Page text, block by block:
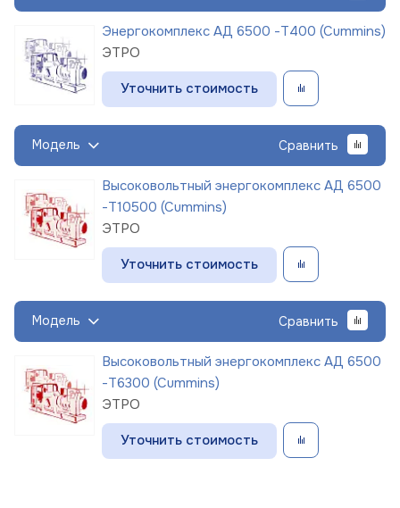
Энергокомплекс АД 6500 -Т400 (Cummins)
ЭТРО
Уточнить стоимость
Модель Сравнить
Высоковольтный энергокомплекс АД 6500
-Т10500 (Cummins)
ЭТРО
Уточнить стоимость
Модель Сравнить
Высоковольтный энергокомплекс АД 6500
-Т6300 (Cummins)
ЭТРО
Уточнить стоимость